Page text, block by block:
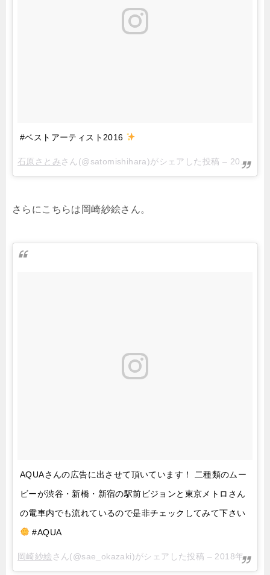
#ベストアーティスト2016
石原さとみ︎︎さん(@satomishihara)がシェアした投稿 – 2016年11月月29日午前5時31分PST
さらにこちらは岡崎紗絵さん。
AQUAさんの広告に出させて頂いています！ 二種類のムー
ビーが渋谷・新橋・新宿の駅前ビジョンと東京メトロさん
の電車内でも流れているので是非チェックしてみて下さい
#AQUA
岡崎紗絵 さん(@sae_okazaki)がシェアした投稿 – 2018年 3月月29日午後10時20分PDT